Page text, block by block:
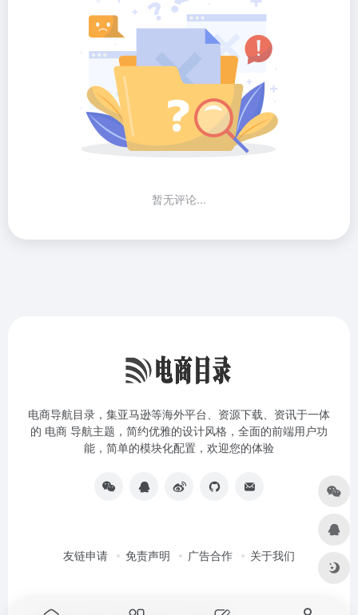
暂无评论...
电商导航目录，集亚马逊等海外平台、资源下载、资讯于一体
的 电商 导航主题，简约优雅的设计风格，全面的前端用户功
能，简单的模块化配置，欢迎您的体验
友链申请 免责声明 广告合作 关于我们